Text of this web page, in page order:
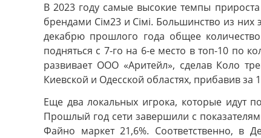
В 2023 году самые высокие темпы
брендами Сім23 и Сімі. Большинство из них
декабрю прошлого года общее
подняться с 7-го на 6-е место в топ-10 по
развивает ООО «Аритейл», сделав Коло
Киевской и Одесской областях, прибавив за
Еще два локальных игрока, которые идут
Прошлый год сети завершили с
Файно маркет 21,6%. Соответственно,